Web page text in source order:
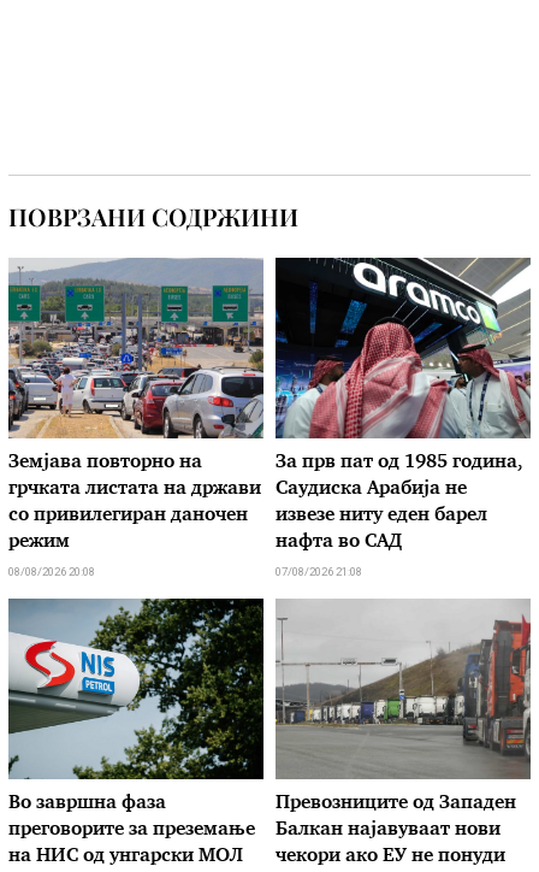
ПОВРЗАНИ СОДРЖИНИ
Земјава повторно на
грчката листата на држави
со привилегиран даночен
режим
08/08/2026 20:08
За прв пат од 1985 година,
Саудиска Арабија не
извезе ниту еден барел
нафта во САД
07/08/2026 21:08
Во завршна фаза
преговорите за преземање
на НИС од унгарски МОЛ
Превозниците од Западен
Балкан најавуваат нови
чекори ако ЕУ не понуди